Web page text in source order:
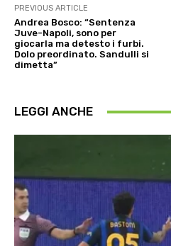
PREVIOUS ARTICLE
Andrea Bosco: “Sentenza
Juve-Napoli, sono per
giocarla ma detesto i furbi.
Dolo preordinato. Sandulli si
dimetta”
LEGGI ANCHE